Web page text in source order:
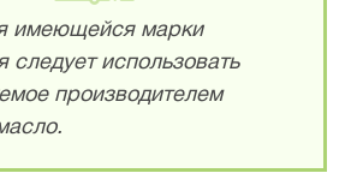
имеющейся марки
следует использовать
производителем